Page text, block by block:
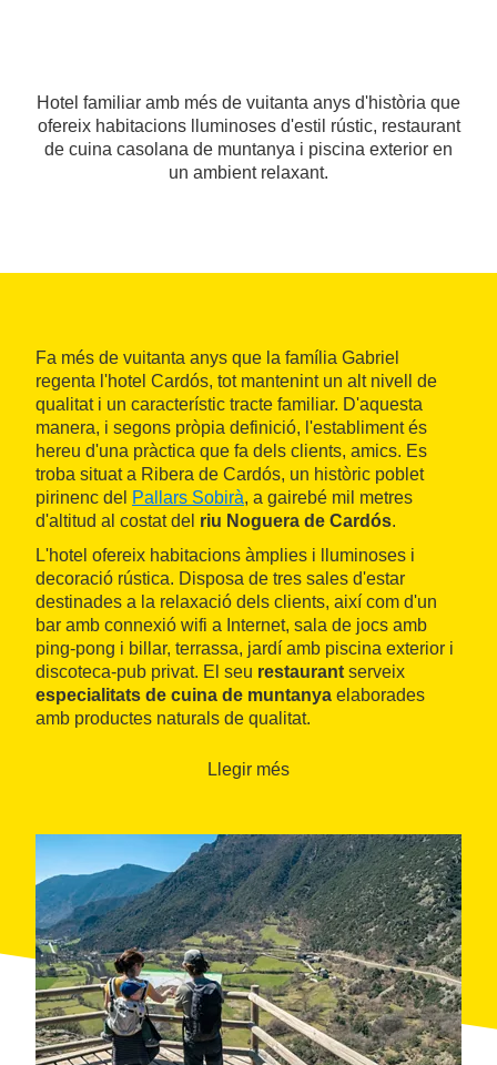
Hotel familiar amb més de vuitanta anys d'història que
ofereix habitacions lluminoses d'estil rústic, restaurant
de cuina casolana de muntanya i piscina exterior en
un ambient relaxant.
Fa més de vuitanta anys que la família Gabriel
regenta l'hotel Cardós, tot mantenint un alt nivell de
qualitat i un característic tracte familiar. D'aquesta
manera, i segons pròpia definició, l'establiment és
hereu d'una pràctica que fa dels clients, amics. Es
troba situat a Ribera de Cardós, un històric poblet
pirinenc del Pallars Sobirà, a gairebé mil metres
d'altitud al costat del riu Noguera de Cardós.
L'hotel ofereix habitacions àmplies i lluminoses i
decoració rústica. Disposa de tres sales d'estar
destinades a la relaxació dels clients, així com d'un
bar amb connexió wifi a Internet, sala de jocs amb
ping-pong i billar, terrassa, jardí amb piscina exterior i
discoteca-pub privat. El seu restaurant serveix
especialitats de cuina de muntanya elaborades
amb productes naturals de qualitat.
Llegir més